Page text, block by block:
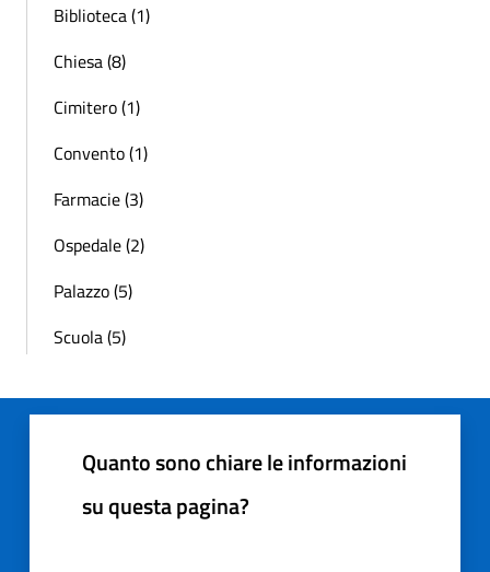
Biblioteca (1)
Chiesa (8)
Cimitero (1)
Convento (1)
Farmacie (3)
Ospedale (2)
Palazzo (5)
Scuola (5)
Quanto sono chiare le informazioni
su questa pagina?